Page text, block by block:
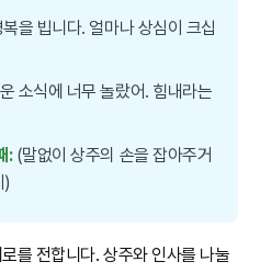
을 빕니다. 얼마나 상심이 크십
소식에 너무 놀랐어. 힘내라는
:(말없이 상주의 손을 잡아주거
)
를 전합니다. 상주와 인사를 나눌